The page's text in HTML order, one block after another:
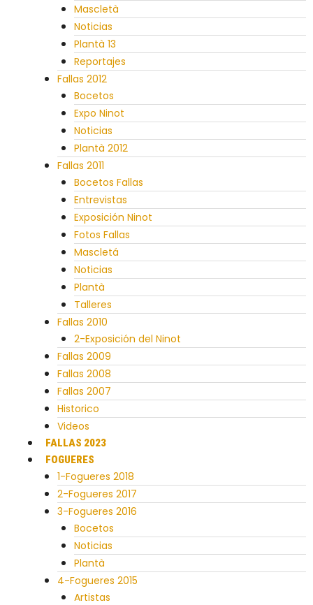
Mascletà
Noticias
Plantà 13
Reportajes
Fallas 2012
Bocetos
Expo Ninot
Noticias
Plantà 2012
Fallas 2011
Bocetos Fallas
Entrevistas
Exposición Ninot
Fotos Fallas
Mascletá
Noticias
Plantà
Talleres
Fallas 2010
2-Exposición del Ninot
Fallas 2009
Fallas 2008
Fallas 2007
Historico
Videos
FALLAS 2023
FOGUERES
1-Fogueres 2018
2-Fogueres 2017
3-Fogueres 2016
Bocetos
Noticias
Plantà
4-Fogueres 2015
Artistas